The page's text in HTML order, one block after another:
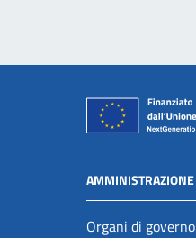
AMMINISTRAZIONE
Organi di governo